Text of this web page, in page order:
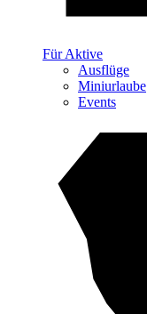
Für Aktive
Ausflüge
Miniurlaube
Events